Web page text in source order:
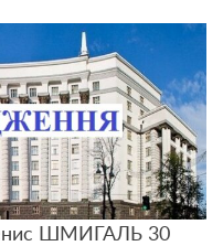
ШМИГАЛЬ 30